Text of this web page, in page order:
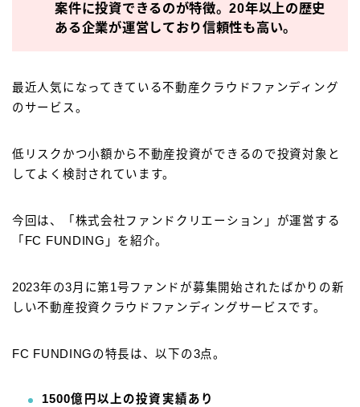
プロフィール
案件に投資できるのが特徴。20年以上の歴史
ある企業が運営しており信頼性も高い。
最近人気になってきている不動産クラウドファンディング
のサービス。
低リスクかつ小額から不動産投資ができるので投資対象と
してよく検討されています。
今回は、「株式会社ファンドクリエーション」が運営する
「FC FUNDING」を紹介。
2023年の3月に第1号ファンドが募集開始されたばかりの新
しい不動産投資クラウドファンディングサービスです。
FC FUNDINGの特長は、以下の3点。
1500億円以上の投資実績あり